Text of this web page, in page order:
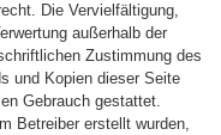
Die Vervielfältigung,
außerhalb der
Zustimmung des
und Kopien dieser Seite
Gebrauch gestattet.
Betreiber erstellt wurden,